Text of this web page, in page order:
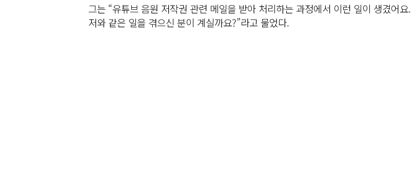
그는 “유튜브 음원 저작권 관련 메일을 받아 처리하는 과정에서 이런 일이 생겼어요.
저와 같은 일을 겪으신 분이 계실까요?”라고 물었다.